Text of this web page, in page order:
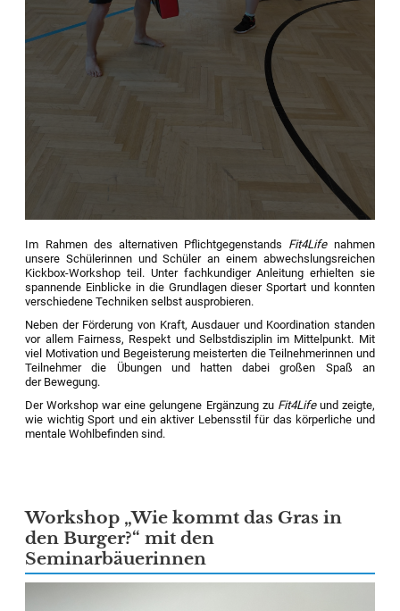
Im Rahmen des alternativen Pflichtgegenstands Fit4Lifenahmen
unsere Schülerinnen und Schüler an einem abwechslungsreichen
Kickbox-Workshop teil. Unter fachkundiger Anleitung erhielten sie
spannende Einblicke in die Grundlagen dieser Sportart und konnten
verschiedene Techniken selbst ausprobieren.
Neben der Förderung von Kraft, Ausdauer und Koordination standen
vor allem Fairness, Respekt und Selbstdisziplin im Mittelpunkt. Mit
viel Motivation und Begeisterung meisterten die Teilnehmerinnen und
Teilnehmer die Übungen und hatten dabei großen Spaß an
der Bewegung.
Der Workshop war eine gelungene Ergänzung zu Fit4Lifeund zeigte,
wie wichtig Sport und ein aktiver Lebensstil für das körperliche und
mentale Wohlbefinden sind.
Workshop „Wie kommt das Gras in
den Burger?“ mit den
Seminarbäuerinnen